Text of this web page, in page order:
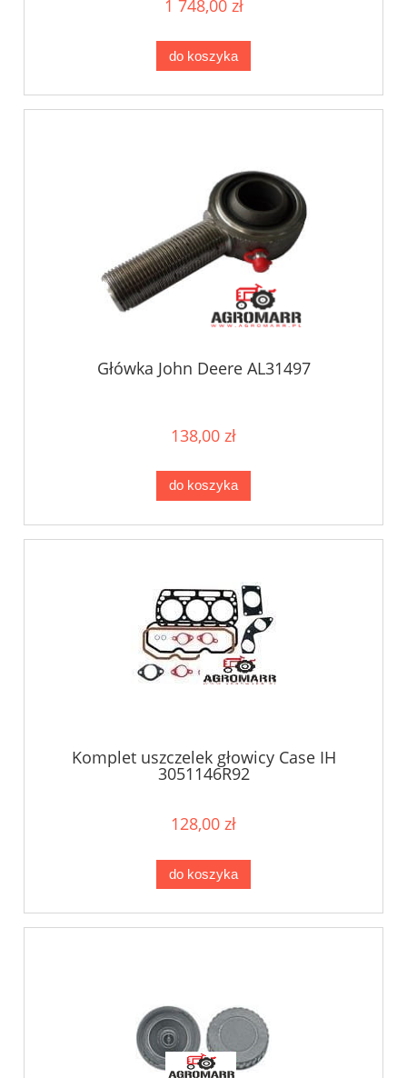
1 748,00 zł
do koszyka
Główka John Deere AL31497
138,00 zł
do koszyka
Komplet uszczelek głowicy Case IH
3051146R92
128,00 zł
do koszyka